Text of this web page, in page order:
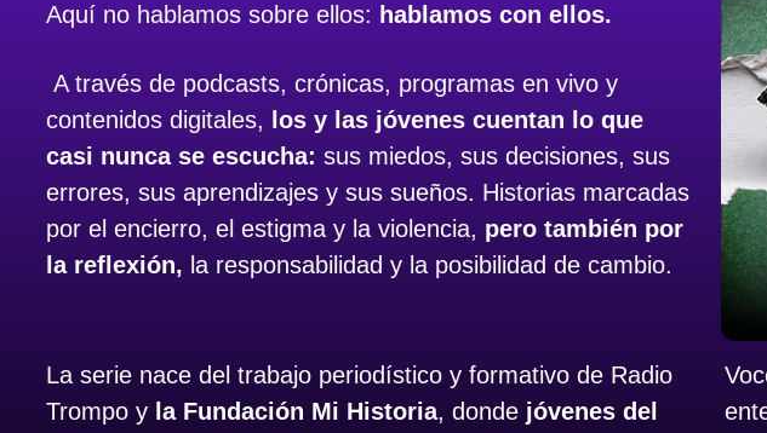
Aquí no hablamos sobre ellos: hablamos con ellos.
A través de podcasts, crónicas, programas en vivo y
contenidos digitales, los y las jóvenes cuentan lo que
casi nunca se escucha: sus miedos, sus decisiones, sus
errores, sus aprendizajes y sus sueños. Historias marcadas
por el encierro, el estigma y la violencia, pero también por
la reflexión, la responsabilidad y la posibilidad de cambio.
La serie nace del trabajo periodístico y formativo de Radio
Trompo y la Fundación Mi Historia, donde jóvenes del